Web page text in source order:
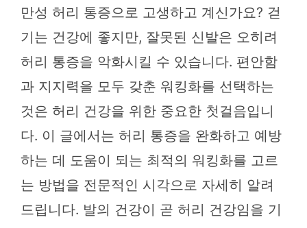
만성 허리 통증으로 고생하고 계신가요? 걷
기는 건강에 좋지만, 잘못된 신발은 오히려
허리 통증을 악화시킬 수 있습니다. 편안함
과 지지력을 모두 갖춘 워킹화를 선택하는
것은 허리 건강을 위한 중요한 첫걸음입니
다. 이 글에서는 허리 통증을 완화하고 예방
하는 데 도움이 되는 최적의 워킹화를 고르
는 방법을 전문적인 시각으로 자세히 알려
드립니다. 발의 건강이 곧 허리 건강임을 기